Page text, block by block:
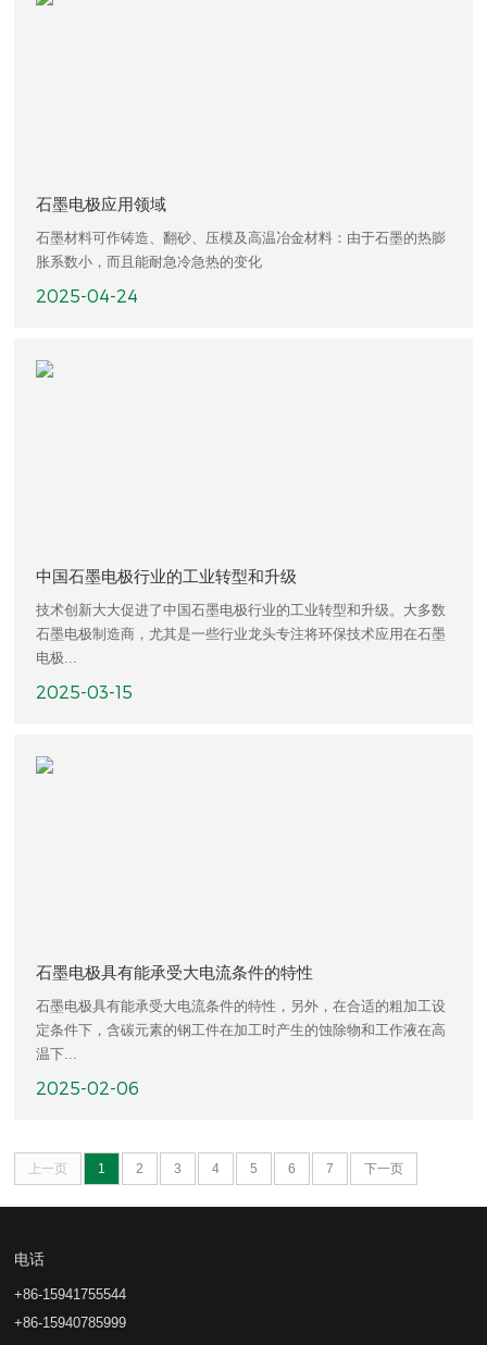
石墨电极应用领域
石墨材料可作铸造、翻砂、压模及高温冶金材料：由于石墨的热膨
胀系数小，而且能耐急冷急热的变化
2025-04-24
中国石墨电极行业的工业转型和升级
技术创新大大促进了中国石墨电极行业的工业转型和升级。大多数
石墨电极制造商，尤其是一些行业龙头专注将环保技术应用在石墨
电极...
2025-03-15
石墨电极具有能承受大电流条件的特性
石墨电极具有能承受大电流条件的特性，另外，在合适的粗加工设
定条件下，含碳元素的钢工件在加工时产生的蚀除物和工作液在高
温下...
2025-02-06
上一页 1 2 3 4 5 6 7 下一页
电话
+86-15941755544
+86-15940785999